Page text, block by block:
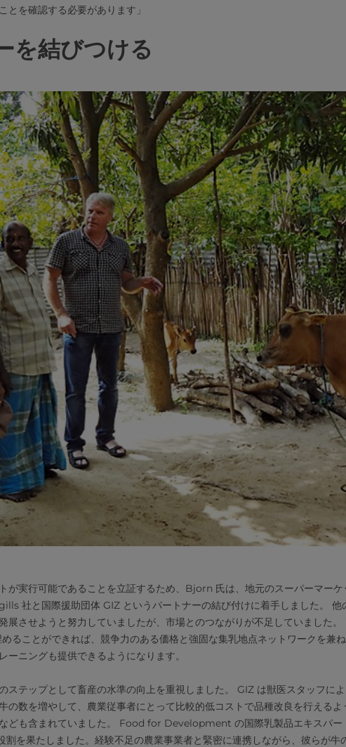
とを確認する必要があります」
を結びつける
が実行可能であることを立証するため、Bjorn 氏は、地元のスーパーマー
社と国際援助団体 GIZ というパートナーの結び付けに着手しました。 他
展させようと努力していましたが、市場とのつながりが不足していました。
ることができれば、競争力のある価格と強固な集乳地点ネットワークを兼
ーニングも提供できるようになります。
ステップとして畜産の水準の向上を重視しました。 GIZ は獣医スタッフに
の数を増やして、農業従事者にとって比較的低コストで品種改良を行えるよ
ども含まれていました。 Food for Development の国際乳製品エキスパ
を果たしました。経験不足の農業事業者と緊密に連携しながら、彼らが牛